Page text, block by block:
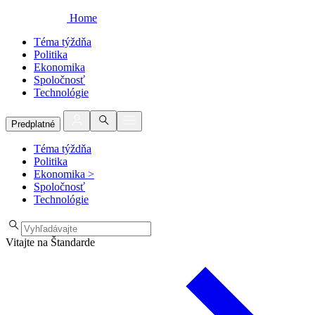
Home
Téma týždňa
Politika
Ekonomika
Spoločnosť
Technológie
Predplatné
Téma týždňa
Politika
Ekonomika >
Spoločnosť
Technológie
Vitajte na Štandarde